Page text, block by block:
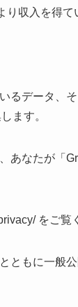
収入を得て
るデータ、
ます。
あなたが「
をご覧
ともに一般公